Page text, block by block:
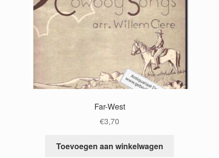
Far-West
€3,70
Toevoegen aan winkelwagen